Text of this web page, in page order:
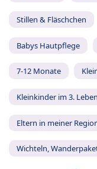
Stillen & Fläschchen
Babys Hautpflege
7-12 Monate
Kleinkinder im 3.
Eltern in meiner
Wichteln,